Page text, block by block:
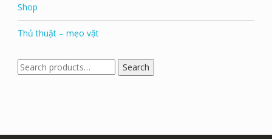
Shop
Thủ thuật – mẹo vặt
Search
for:
Search